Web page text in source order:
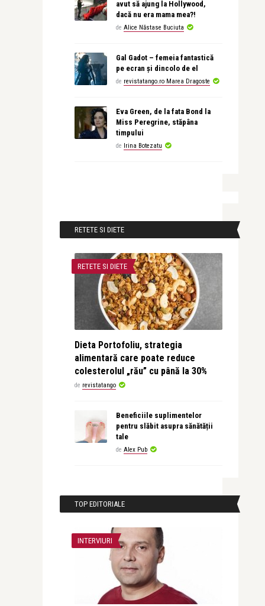
avut să ajung la Hollywood,
dacă nu era mama mea?!
de Alice Năstase Buciuta
Gal Gadot – femeia fantastică
pe ecran și dincolo de el
de revistatango.ro Marea Dragoste
Eva Green, de la fata Bond la
Miss Peregrine, stăpâna
timpului
de Irina Botezatu
RETETE SI DIETE
RETETE SI DIETE
Dieta Portofoliu, strategia
alimentară care poate reduce
colesterolul „rău” cu până la 30%
de revistatango
Beneficiile suplimentelor
pentru slăbit asupra sănătății
tale
de Alex Pub
TOP EDITORIALE
INTERVIURI